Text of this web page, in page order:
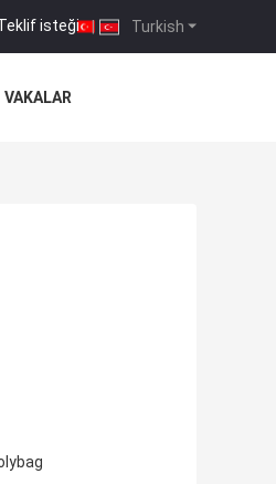
Turkish
isteği |
VAKALAR